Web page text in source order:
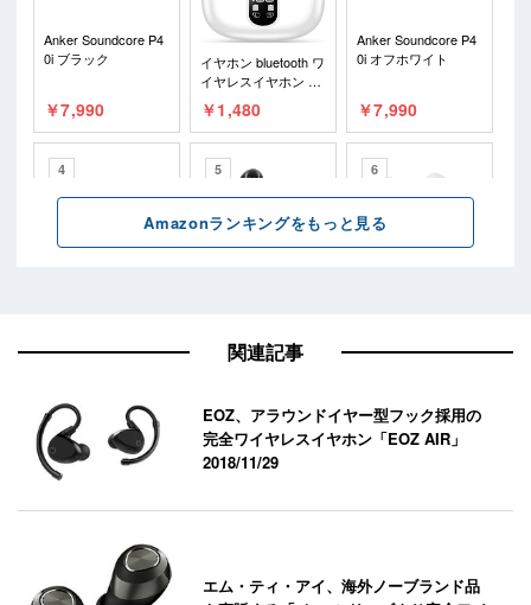
関連記事
EOZ、アラウンドイヤー型フック採用の
完全ワイヤレスイヤホン「EOZ AIR」
2018/11/29
エム・ティ・アイ、海外ノーブランド品